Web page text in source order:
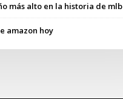
más alto en la historia de mlb
amazon hoy